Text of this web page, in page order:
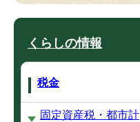
くらしの情報
税金
固定資産税・都市計